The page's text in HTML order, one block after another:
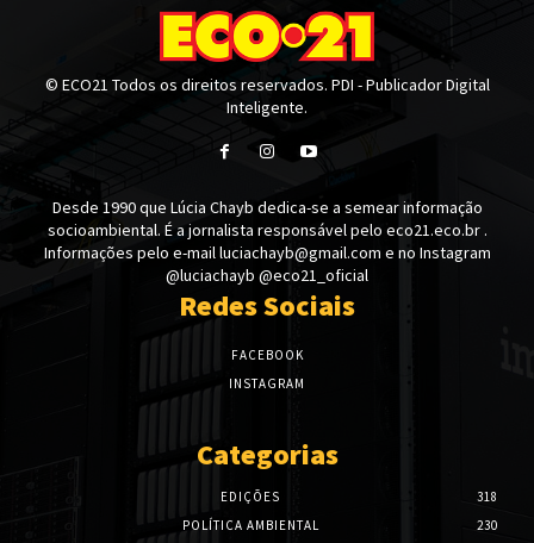
© ECO21 Todos os direitos reservados. PDI - Publicador Digital
Inteligente.
Desde 1990 que Lúcia Chayb dedica-se a semear informação
socioambiental. É a jornalista responsável pelo eco21.eco.br .
Informações pelo e-mail luciachayb@gmail.com e no Instagram
@luciachayb @eco21_oficial
Redes Sociais
FACEBOOK
INSTAGRAM
Categorias
EDIÇÕES
318
POLÍTICA AMBIENTAL
230